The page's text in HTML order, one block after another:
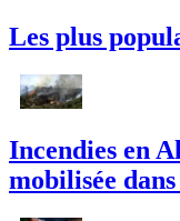
Les plus
Incendies en
mobilisée